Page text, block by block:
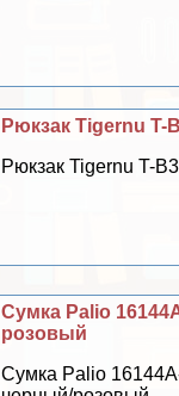
Рюкзак Tigernu T-
Рюкзак Tigernu T-
Сумка Palio
розовый
Сумка Palio